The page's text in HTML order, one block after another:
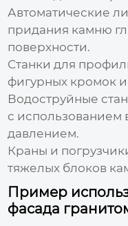
Автоматические
придания камню
поверхности.
Станки для
фигурных кромок
Водоструйные
с использованием
давлением.
Краны и
тяжелых блоков
Пример
фасада